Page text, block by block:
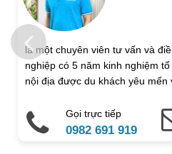
Họ và tên
Địa chỉ liên hệ
Điện thoại di động
là một chuyên viên tư vấn và
nghiệp có 5 năm kinh nghiệm
nội địa được du khách yêu mến
Gọi trực tiếp
0982 691 919